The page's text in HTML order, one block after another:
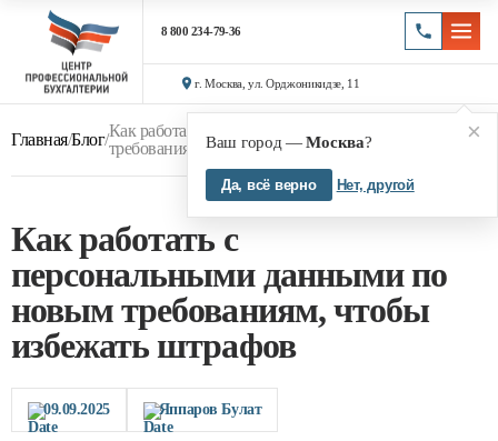
8 800 234-79-36
г. Москва, ул. Орджоникидзе, 11
×
Ваш город —Москва?
Да, всё верно Нет, другой
Главная/Блог/Как работать с персональными данными по новым
требованиям, чтобы избежать штрафов
Как работать с
персональными данными по
новым требованиям, чтобы
избежать штрафов
09.09.2025 Яппаров Булат